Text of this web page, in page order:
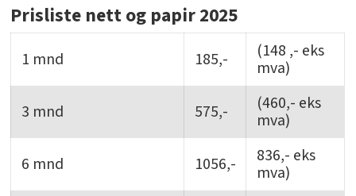
Prisliste nett og papir 2025
1 mnd 185,- (148 ,- eks
mva)
3 mnd
575,- (460,- eks
mva)
6 mnd
1056,- 836,- eks
mva)